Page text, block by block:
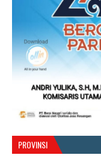
PROVINSI